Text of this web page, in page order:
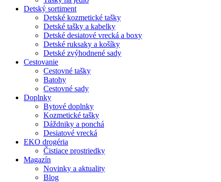
Detský sortiment
Detské kozmetické tašky
Detské tašky a kabelky
Detské desiatové vrecká a boxy
Detské ruksaky a košíky
Detské zvýhodnené sady
Cestovanie
Cestovné tašky
Batohy
Cestovné sady
Doplnky
Bytové doplnky
Kozmetické tašky
Dáždniky a ponchá
Desiatové vrecká
EKO drogéria
Čistiace prostriedky
Magazín
Novinky a aktuality
Blog